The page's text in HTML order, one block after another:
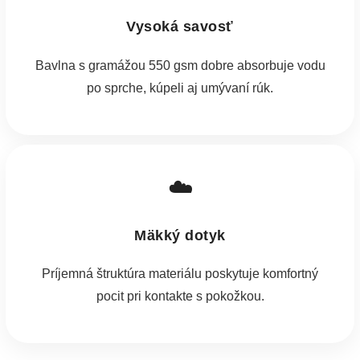
Vysoká savosť
Bavlna s gramážou 550 gsm dobre absorbuje vodu
po sprche, kúpeli aj umývaní rúk.
☁️
Mäkký dotyk
Príjemná štruktúra materiálu poskytuje komfortný
pocit pri kontakte s pokožkou.